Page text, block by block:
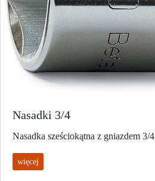
Nasadki 3/4
Nasadka sześciokątna z gniazdem 3/4
więcej